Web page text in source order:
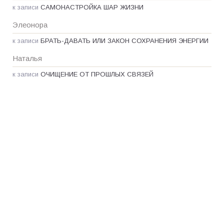
к записи САМОНАСТРОЙКА ШАР ЖИЗНИ
Элеонора
к записи БРАТЬ-ДАВАТЬ ИЛИ ЗАКОН СОХРАНЕНИЯ ЭНЕРГИИ
Наталья
к записи ОЧИЩЕНИЕ ОТ ПРОШЛЫХ СВЯЗЕЙ